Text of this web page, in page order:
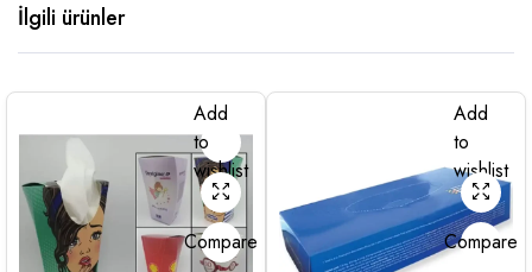
İlgili ürünler
Add
to
wishlist
Compare
Add
to
wishlist
Compare